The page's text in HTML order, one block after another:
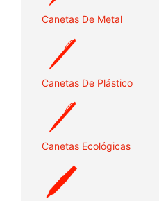
Canetas De Metal
Canetas De Plástico
Canetas Ecológicas